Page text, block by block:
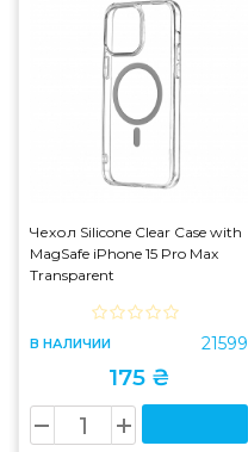
Чехол Silicone Clear Case with
MagSafe iPhone 15 Pro Max
Transparent
В НАЛИЧИИ 21599
175 ₴